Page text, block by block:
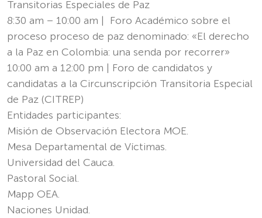
Transitorias Especiales de Paz
8:30 am – 10:00 am | Foro Académico sobre el
proceso proceso de paz denominado: «El derecho
a la Paz en Colombia: una senda por recorrer»
10:00 am a 12:00 pm | Foro de candidatos y
candidatas a la Circunscripción Transitoria Especial
de Paz (CITREP)
Entidades participantes:
Misión de Observación Electora MOE.
Mesa Departamental de Víctimas.
Universidad del Cauca.
Pastoral Social.
Mapp OEA.
Naciones Unidad.